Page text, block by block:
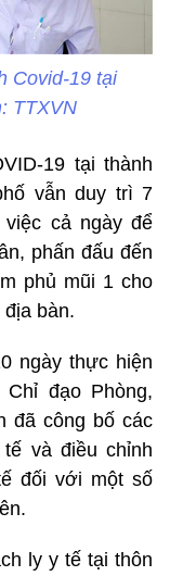
Covid-19 tại
TTXVN
19 tại thành
vẫn duy trì 7
cả ngày để
phấn đấu đến
phủ mũi 1 cho
bàn.
ngày thực hiện
đạo Phòng,
đã công bố các
và điều chỉnh
đối với một số
ly y tế tại thôn